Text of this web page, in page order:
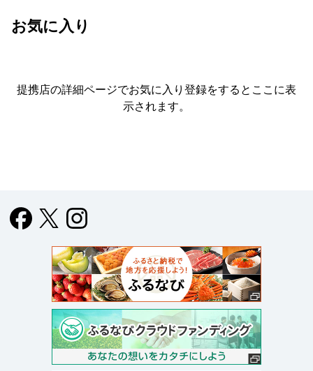
お気に入り
提携店の詳細ページでお気に入り登録をすると ここに表
示されます。